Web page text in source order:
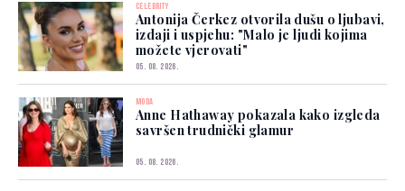
CELEBRITY
Antonija Čerkez otvorila dušu o ljubavi,
izdaji i uspjehu: "Malo je ljudi kojima
možete vjerovati"
05. 08. 2026.
MODA
Anne Hathaway pokazala kako izgleda
savršen trudnički glamur
05. 08. 2026.